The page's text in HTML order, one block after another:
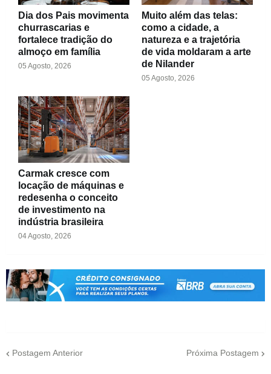
Dia dos Pais movimenta
churrascarias e
fortalece tradição do
almoço em família
05 Agosto, 2026
Muito além das telas:
como a cidade, a
natureza e a trajetória
de vida moldaram a arte
de Nilander
05 Agosto, 2026
Carmak cresce com
locação de máquinas e
redesenha o conceito
de investimento na
indústria brasileira
04 Agosto, 2026
Postagem Anterior Próxima Postagem